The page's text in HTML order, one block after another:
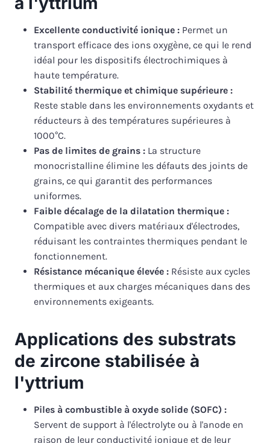
Excellente conductivité ionique : Permet un
transport efficace des ions oxygène, ce qui le rend
idéal pour les dispositifs électrochimiques à
haute température.
Stabilité thermique et chimique supérieure :
Reste stable dans les environnements oxydants et
réducteurs à des températures supérieures à
1000°C.
Pas de limites de grains : La structure
monocristalline élimine les défauts des joints de
grains, ce qui garantit des performances
uniformes.
Faible décalage de la dilatation thermique :
Compatible avec divers matériaux d'électrodes,
réduisant les contraintes thermiques pendant le
fonctionnement.
Résistance mécanique élevée : Résiste aux cycles
thermiques et aux charges mécaniques dans des
environnements exigeants.
Applications des substrats
de zircone stabilisée à
l'yttrium
Piles à combustible à oxyde solide (SOFC) :
Servent de support à l'électrolyte ou à l'anode en
raison de leur conductivité ionique et de leur